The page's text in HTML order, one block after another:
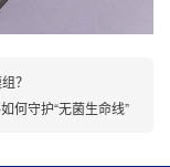
？
何守护“无菌生命线”